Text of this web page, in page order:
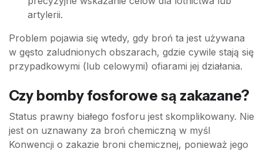
artylerii.
Problem pojawia się wtedy, gdy broń ta jest używana
w gęsto zaludnionych obszarach, gdzie cywile stają się
przypadkowymi (lub celowymi) ofiarami jej działania.
Czy bomby fosforowe są zakazane?
Status prawny białego fosforu jest skomplikowany. Nie
jest on uznawany za broń chemiczną w myśl
Konwencji o zakazie broni chemicznej, ponieważ jego